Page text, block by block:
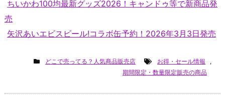
ちいかわ100均最新グッズ2026！キャンドゥ等で新商品発
売
矢沢あいエビスビール!コラボ缶予約！2026年3月3日発売
どこで売ってる？人気商品販売店 お得・セール情報
,
期間限定・数量限定販売の商品